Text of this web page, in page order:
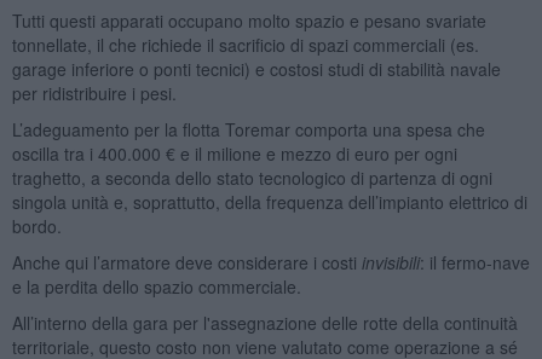
Tutti questi apparati occupano molto spazio e pesano svariate
tonnellate, il che richiede il sacrificio di spazi commerciali (es.
garage inferiore o ponti tecnici) e costosi studi di stabilità navale
per ridistribuire i pesi.
L’adeguamento per la flotta Toremar comporta una spesa che
oscilla tra i 400.000 € e il milione e mezzo di euro per ogni
traghetto, a seconda dello stato tecnologico di partenza di ogni
singola unità e, soprattutto, della frequenza dell’impianto elettrico di
bordo.
Anche qui l’armatore deve considerare i costi invisibili: il fermo-nave
e la perdita dello spazio commerciale.
All’interno della gara per l'assegnazione delle rotte della continuità
territoriale, questo costo non viene valutato come operazione a sé